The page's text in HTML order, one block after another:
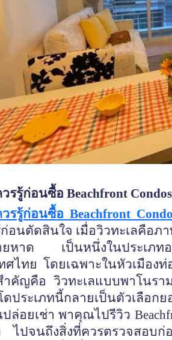
รรู้ก่อนซื้อ Beachfront Condos
รรู้ก่อนซื้อ Beachfront
อนตัดสินใจ เมื่อวิวทะเลคือภ
ยหาด เป็นหนึ่งในประเภทอ
ศไทย โดยเฉพาะในหัวเมือ
ำคัญคือ วิวทะเลแบบพาโนรา
ประเภทนี้กลายเป็นตัวเลือก
ล่อยเช่า พาคุณไปรีวิว
ไปจนถึงสิ่งที่ควรตรวจสอบ